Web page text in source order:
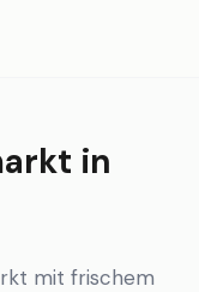
in
mit frischem